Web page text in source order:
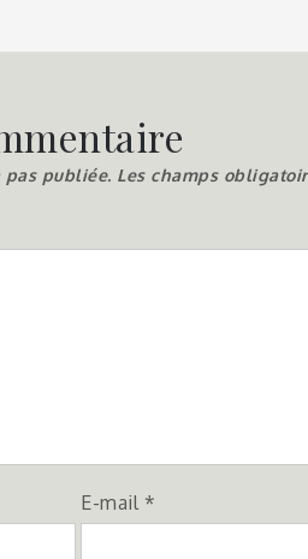
pas publiée. Les champs
E-mail *